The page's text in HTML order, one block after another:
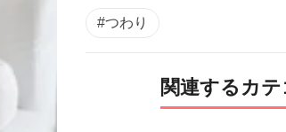
#つわり
関連するカテ